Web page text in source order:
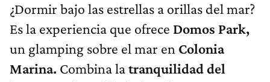
¿Dormir bajo las estrellas a orillas del mar?
Es la experiencia que ofrece Domos Park,
un glamping sobre el mar en Colonia
Marina. Combina latranquilidad del